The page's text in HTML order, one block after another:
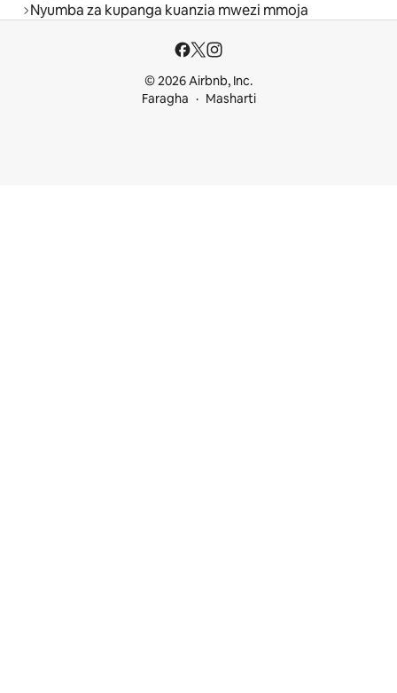
Nyumba za kupanga kuanzia mwezi mmoja
© 2026 Airbnb, Inc.
Faragha
Masharti